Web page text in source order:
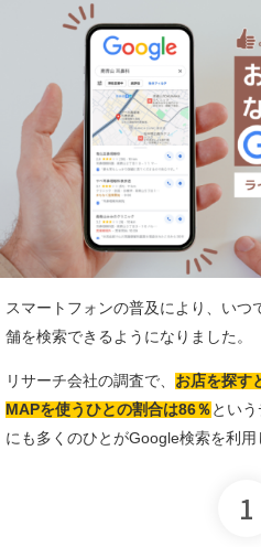
スマートフォンの普及により、い
舗を検索できるようになりました。
リサーチ会社の調査で、 お店を探す
MAPを使うひとの割合は86％ とい
にも多くのひとがGoogle検索を利
1